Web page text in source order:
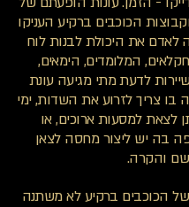
הכוכבים ברקיע העניקו
את היכולת לבנות לוח
המלומדים, הימאים,
לדעת מתי מגיעה עונת
בו צריך לזרוע את השדות, ימי
לצאת למסעות ארוכים, או
בה יש ליצור מחסה לצאן
והקרה.
הכוכבים ברקיע לא משתנה